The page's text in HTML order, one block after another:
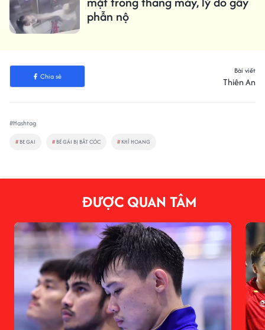
phẫn nộ
Chia sẻ
Bài viết
Thiên An
#Hashtag
# BE GAI # BÉ GÁI BỊ BẮT CÓC # KHỈ HOANG
ĐƯỢC QUAN TÂM